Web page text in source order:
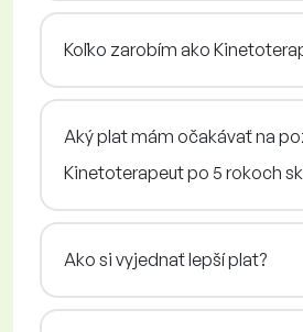
Koľko zarobím ako
Aký plat mám očakávať na
Kinetoterapeut po 5 rokoch
Ako si vyjednať lepší plat?